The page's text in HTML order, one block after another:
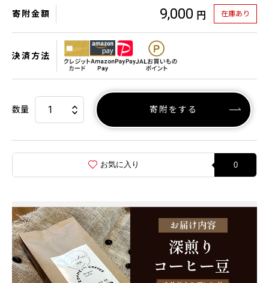
寄附金額 9,000 円 在庫あり
決済方法
数量 寄附をする
お気に入り 0